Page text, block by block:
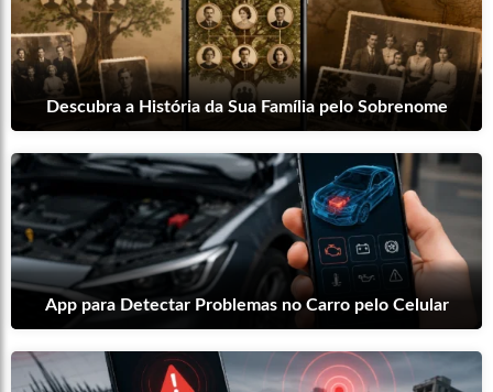
Descubra a História da Sua Família pelo Sobrenome
App para Detectar Problemas no Carro pelo Celular